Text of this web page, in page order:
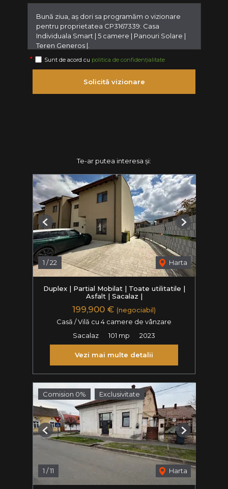
Sunt de acord cu politica de confidențialitate
Solicită vizionare
Te-ar putea interesa și:
1 /22 Harta
Previous Next
Duplex | Partial Mobilat | Toate utilitatile |
Asfalt | Sacalaz |
199,900 € (negociabil)
Casă / Vilă cu 4 camere de vânzare
Sacalaz
101 mp 2023
Vezi mai multe detalii
Comision 0% Exclusivitate
1 /11 Harta
Previous Next